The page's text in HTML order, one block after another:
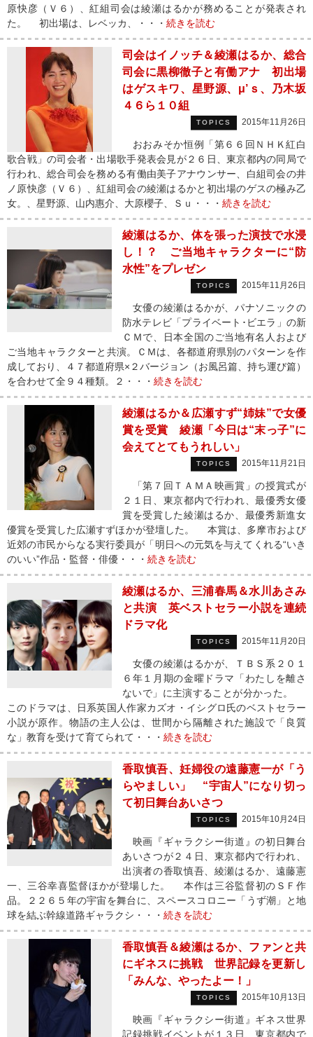
原快彦（Ｖ６）、紅組司会は綾瀬はるかが務めることが発表され
た。 初出場は、レベッカ、・・・ 続きを読む
司会はイノッチ＆綾瀬はるか、総合
司会に黒柳徹子と有働アナ 初出場
はゲスキワ、星野源、μ’ｓ、乃木坂
４６ら１０組
TOPICS 2015年11月26日
おおみそか恒例「第６６回ＮＨＫ紅白
歌合戦」の司会者・出場歌手発表会見が２６日、東京都内の同局で
行われ、総合司会を務める有働由美子アナウンサー、白組司会の井
ノ原快彦（Ｖ６）、紅組司会の綾瀬はるかと初出場のゲスの極み乙
女。、星野源、山内惠介、大原櫻子、Ｓｕ・・・ 続きを読む
綾瀬はるか、体を張った演技で水浸
し！？ ご当地キャラクターに“防
水性”をプレゼン
TOPICS 2015年11月26日
女優の綾瀬はるかが、パナソニックの
防水テレビ「プライベート･ビエラ」の新
ＣＭで、日本全国のご当地有名人および
ご当地キャラクターと共演。ＣＭは、各都道府県別のパターンを作
成しており、４７都道府県×２バージョン（お風呂篇、持ち運び篇）
を合わせて全９４種類。２・・・ 続きを読む
綾瀬はるか＆広瀬すず“姉妹”で女優
賞を受賞 綾瀬「今日は“末っ子”に
会えてとてもうれしい」
TOPICS 2015年11月21日
「第７回ＴＡＭＡ映画賞」の授賞式が
２１日、東京都内で行われ、最優秀女優
賞を受賞した綾瀬はるか、最優秀新進女
優賞を受賞した広瀬すずほかが登壇した。 本賞は、多摩市および
近郊の市民からなる実行委員が「明日への元気を与えてくれる“いき
のいい”作品・監督・俳優・・・ 続きを読む
綾瀬はるか、三浦春馬＆水川あさみ
と共演 英ベストセラー小説を連続
ドラマ化
TOPICS 2015年11月20日
女優の綾瀬はるかが、ＴＢＳ系２０１
６年１月期の金曜ドラマ「わたしを離さ
ないで」に主演することが分かった。
このドラマは、日系英国人作家カズオ・イシグロ氏のベストセラー
小説が原作。物語の主人公は、世間から隔離された施設で「良質
な」教育を受けて育てられて・・・ 続きを読む
香取慎吾、妊婦役の遠藤憲一が「う
らやましい」 “宇宙人”になり切っ
て初日舞台あいさつ
TOPICS 2015年10月24日
映画『ギャラクシー街道』の初日舞台
あいさつが２４日、東京都内で行われ、
出演者の香取慎吾、綾瀬はるか、遠藤憲
一、三谷幸喜監督ほかが登場した。 本作は三谷監督初のＳＦ作
品。２２６５年の宇宙を舞台に、スペースコロニー「うず潮」と地
球を結ぶ幹線道路ギャラクシ・・・ 続きを読む
香取慎吾＆綾瀬はるか、ファンと共
にギネスに挑戦 世界記録を更新し
「みんな、やったよー！」
TOPICS 2015年10月13日
映画『ギャラクシー街道』ギネス世界
記録挑戦イベントが１３日、東京都内で